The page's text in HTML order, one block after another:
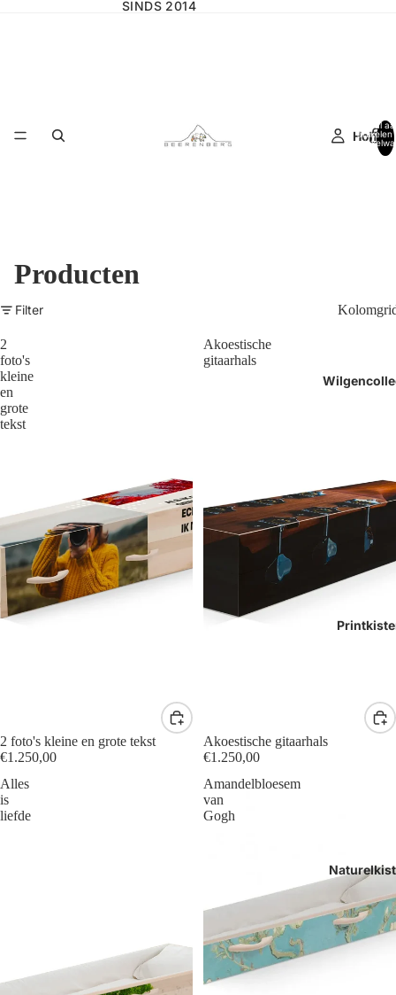
SINDS 2014
Home
Totaal
artikelen
Producten
Filter
2
foto's
kleine
en
grote
tekst
2 foto's kleine en grote tekst
€1.250,00
Akoestische
gitaarhals
Akoestische gitaarhals
€1.250,00
Alles
is
liefde
Amandelbloesem
van
Gogh